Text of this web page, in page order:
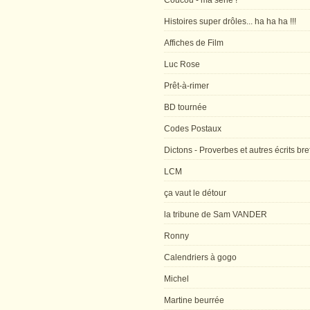
Histoires super drôles... ha ha ha !!!
Affiches de Film
Luc Rose
Prêt-à-rimer
BD tournée
Codes Postaux
Dictons - Proverbes et autres écrits
LCM
ça vaut le détour
la tribune de Sam VANDER
Ronny
Calendriers à gogo
Michel
Martine beurrée